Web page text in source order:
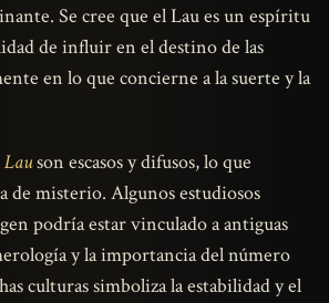
Se cree que el Lau es un espíritu
de influir en el destino de las
en lo que concierne a la suerte y la
Lauson escasos y difusos, lo que
de misterio. Algunos estudiosos
podría estar vinculado a antiguas
y la importancia del número
culturas simboliza la estabilidad y el